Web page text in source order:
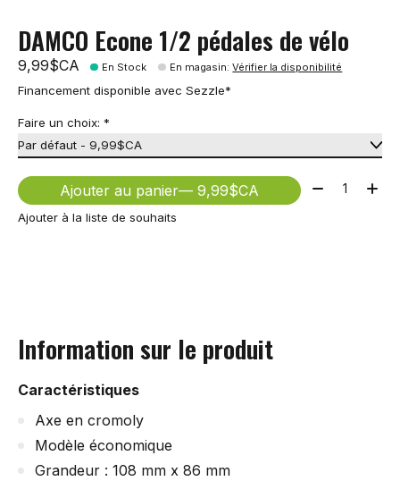
DAMCO Econe 1/2 pédales de vélo
9,99$CA En Stock En magasin:Vérifier la disponibilité
Financement disponible avec Sezzle*
Faire un choix: *
Ajouter au panier — 9,99$CA Quantité:
Ajouter à la liste de souhaits
Information sur le produit
Caractéristiques
Axe en cromoly
Modèle économique
Grandeur : 108 mm x 86 mm